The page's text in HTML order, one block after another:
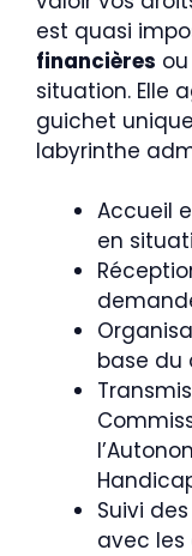
est quasi
financières
situation. Elle
guichet
labyrinthe
Accueil
en
base du
Suivi
avec